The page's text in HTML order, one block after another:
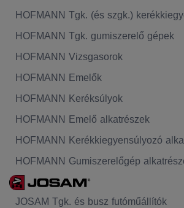
HOFMANN Tgk. (és szgk.)
HOFMANN Tgk. gumiszerelő gépek
HOFMANN Vizsgasorok
HOFMANN Emelők
HOFMANN Keréksúlyok
HOFMANN Emelő alkatrészek
HOFMANN Kerékkiegyensúlyozó
HOFMANN Gumiszerelőgép
JOSAM Tgk. és busz futóműállítók